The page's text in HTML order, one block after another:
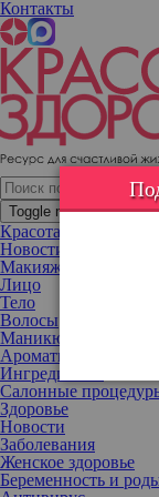
Контакты
Toggle navigation
Красота
Новости
Макияж
Лицо
Тело
Волосы
Маникюр
Ароматы
Ингредиенты
Салонные
Здоровье
Новости
Заболевания
Женское здоровье
Беременность и
«Я очень
параметры фигуры